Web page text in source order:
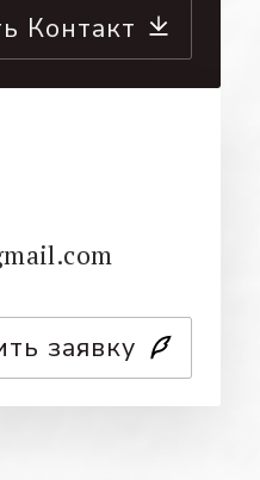
Контакт
заявку